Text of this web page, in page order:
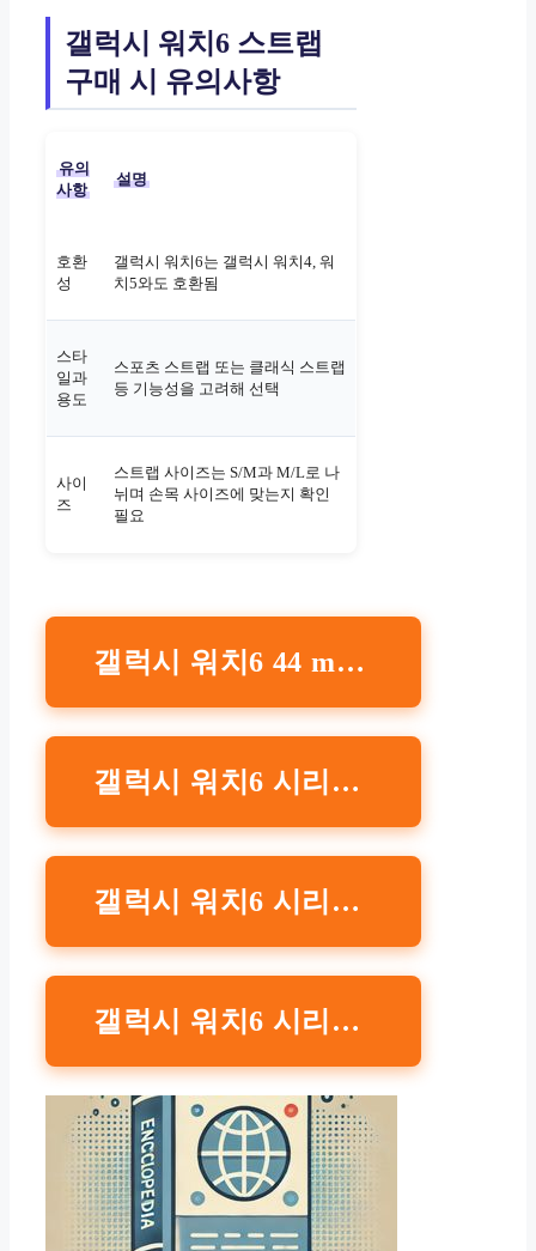
갤럭시 워치6 스트랩
구매 시 유의사항
유의
사항
설명
호환
성
갤럭시 워치6는 갤럭시 워치4, 워
치5와도 호환됨
스타
일과
용도
스포츠 스트랩 또는 클래식 스트랩
등 기능성을 고려해 선택
사이
즈
스트랩 사이즈는 S/M과 M/L로 나
뉘며 손목 사이즈에 맞는지 확인
필요
갤럭시 워치6 44 mm 밀레니즈 스트랩 구매 바로가기 삼성전자
갤럭시 워치6 시리즈 스포츠 스트랩 M/L 구매 바로가기 삼성전자
갤럭시 워치6 시리즈 하이브리드 비건 레더 스트랩 M/L 구매 바로가기삼성전자
갤럭시 워치6 시리즈 D 버클 하이브리드 비건 레더 스트랩 와이드, M/L 구매 바로가기 삼성전자